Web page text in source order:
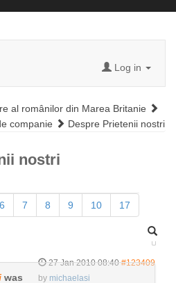
Log in
al românilor din Marea Britanie
companie Despre Prietenii nostri
nostri
6 7 8 9 10 17
27 Jan 2010 08:40 #123409
by michaelasi
was